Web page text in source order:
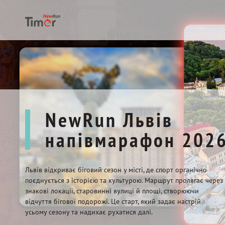
NewRun Львів
напівмарафон
Львів відкриває біговий сезон у місті, де спорт органічно
поєднується з історією та культурою. Маршрут пролягає через
знакові локації, старовинні вулиці й площі, створюючи
відчуття бігової подорожі. Це старт, який задає настрій
усьому сезону та надихає рухатися далі.